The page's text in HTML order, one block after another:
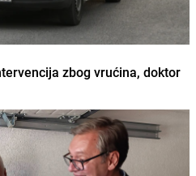
zbog vrućina, doktor